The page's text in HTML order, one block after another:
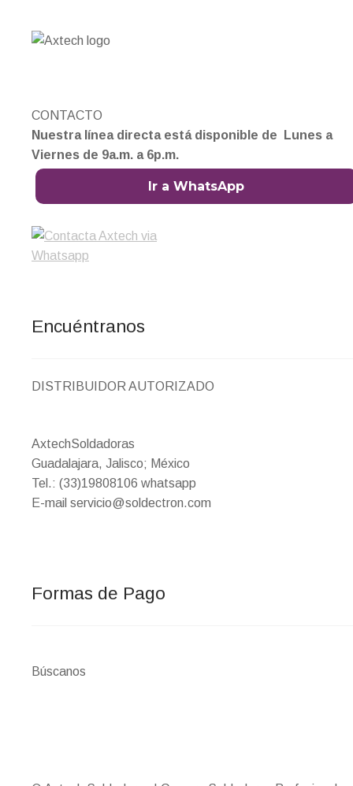
CONTACTO
Nuestra línea directa está disponible de Lunes a
Viernes de 9a.m. a 6p.m.
Ir a WhatsApp
Encuéntranos
DISTRIBUIDOR AUTORIZADO
AxtechSoldadoras
Guadalajara, Jalisco; México
Tel.: (33)19808106 whatsapp
E-mail servicio@soldectron.com
Formas de Pago
Búscanos